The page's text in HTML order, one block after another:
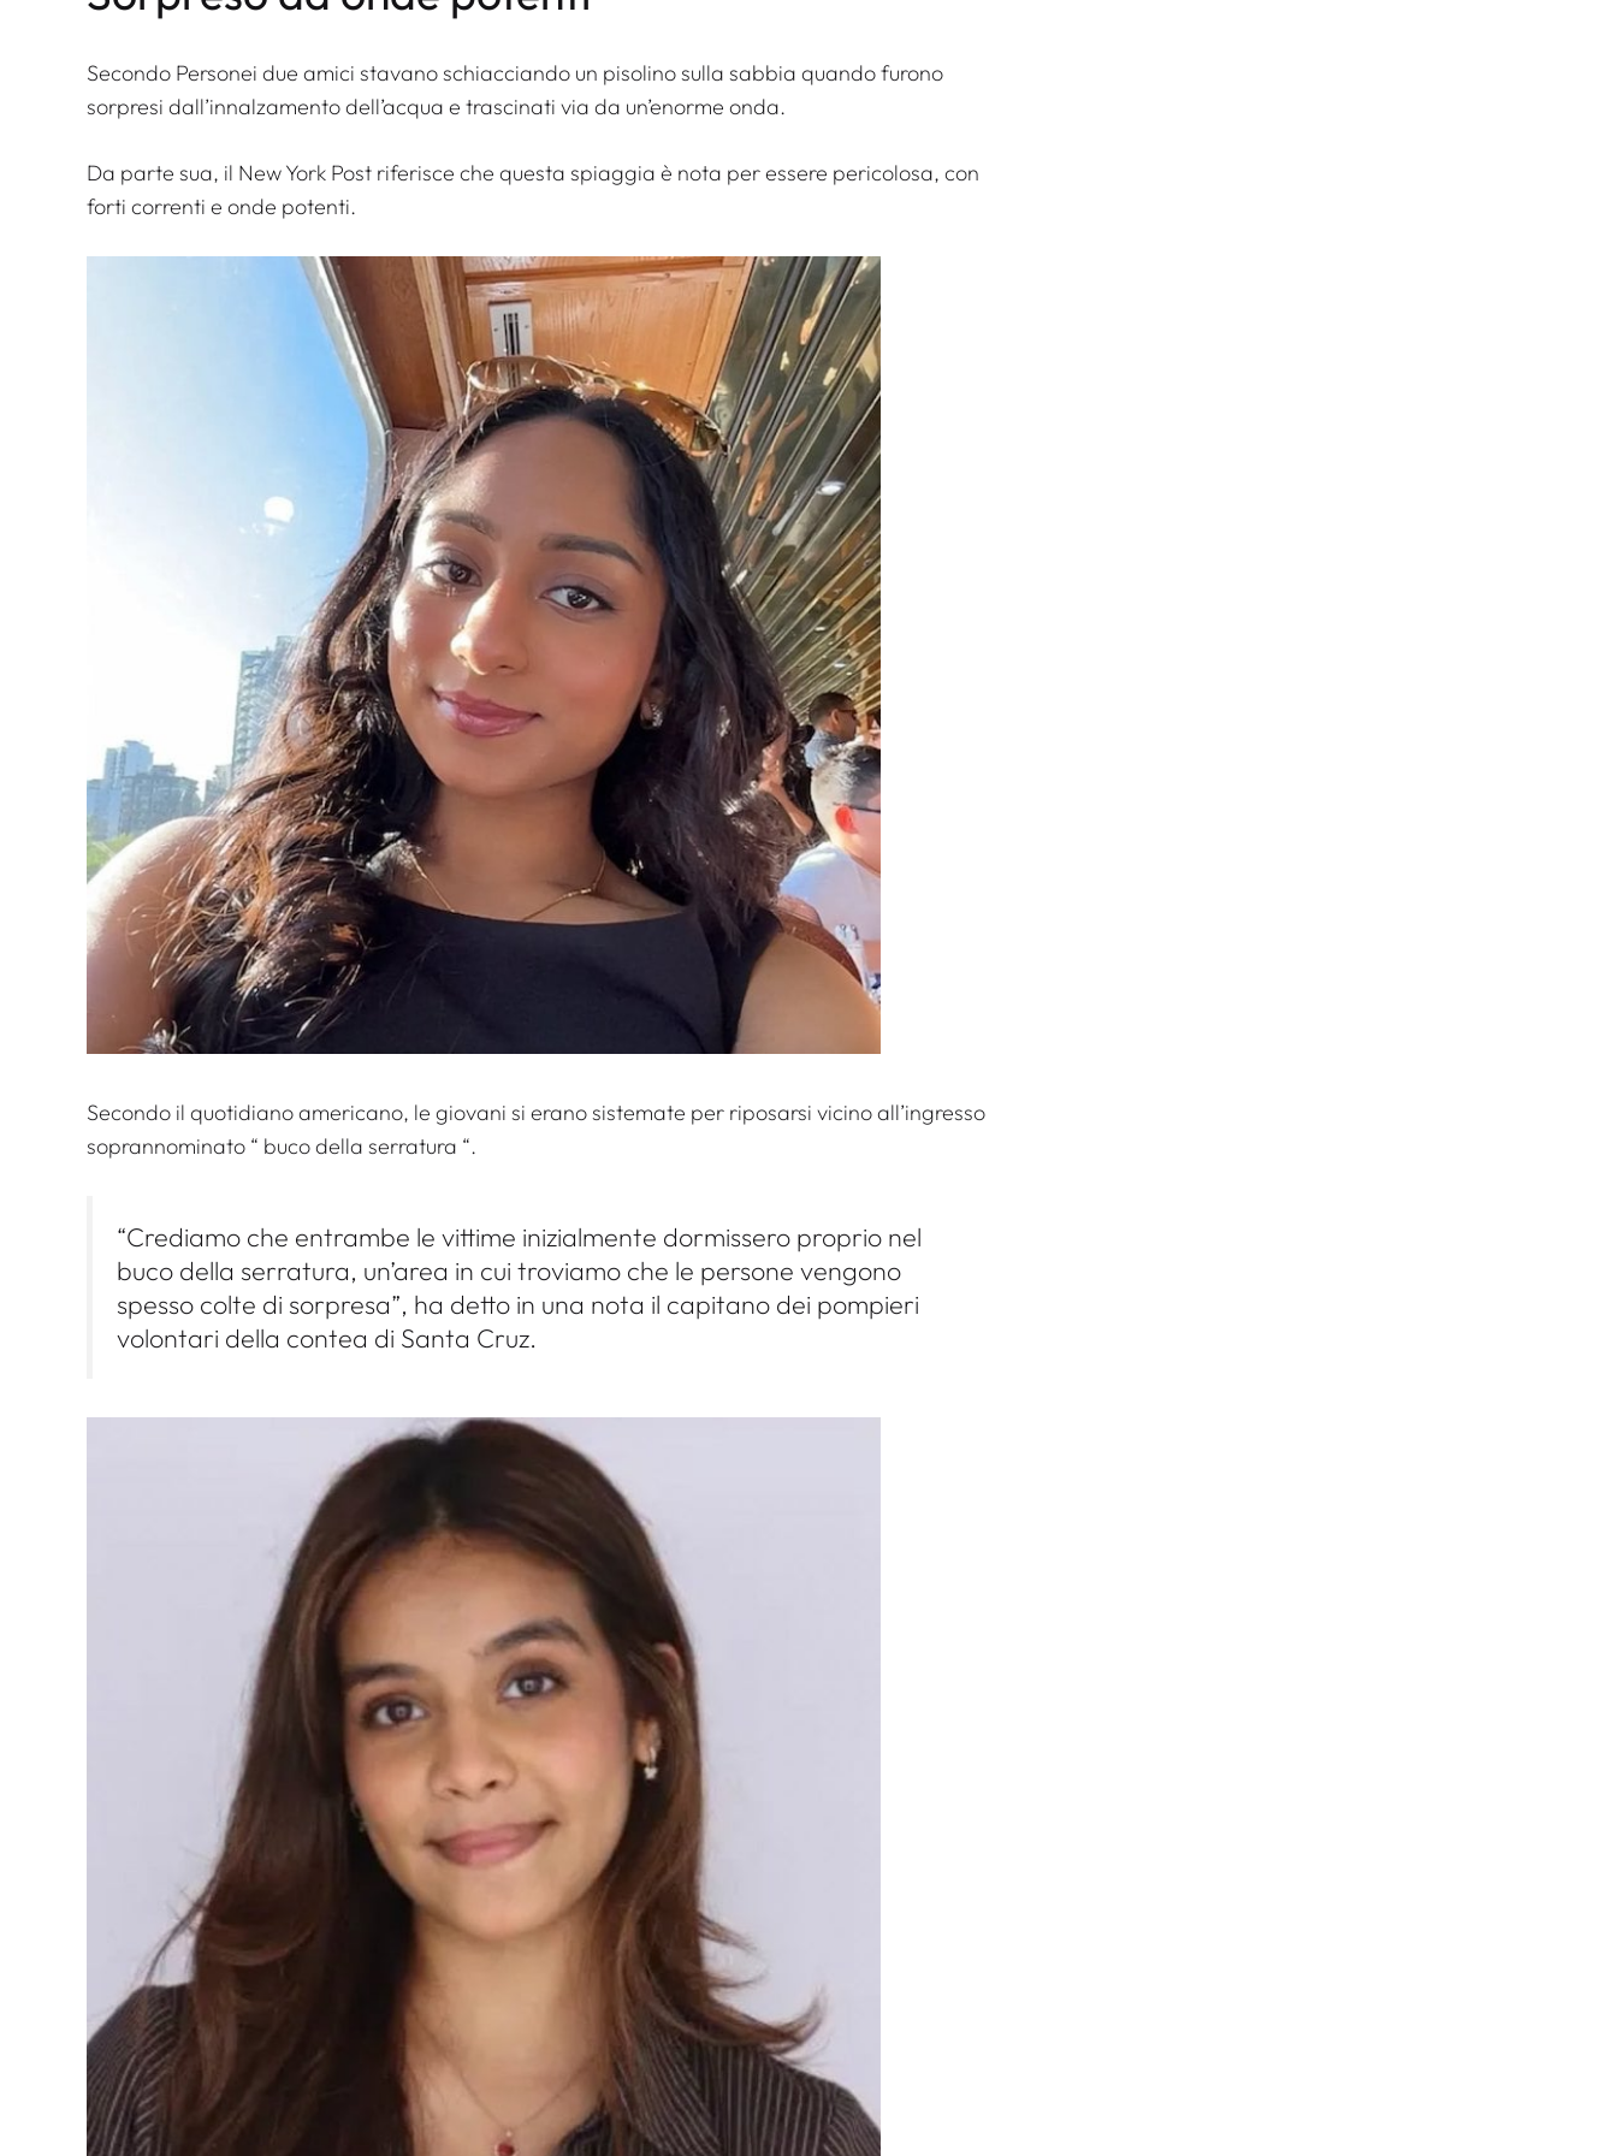
Secondo Personei due amici stavano schiacciando un pisolino sulla sabbia quando furono
sorpresi dall’innalzamento dell’acqua e trascinati via da un’enorme onda.
Da parte sua, il New York Post riferisce che questa spiaggia è nota per essere pericolosa, con
forti correnti e onde potenti.
Secondo il quotidiano americano, le giovani si erano sistemate per riposarsi vicino all’ingresso
soprannominato “ buco della serratura “.
“Crediamo che entrambe le vittime inizialmente dormissero proprio nel
buco della serratura, un’area in cui troviamo che le persone vengono
spesso colte di sorpresa”, ha detto in una nota il capitano dei pompieri
volontari della contea di Santa Cruz.